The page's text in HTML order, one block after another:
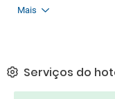
Mais
Serviços do